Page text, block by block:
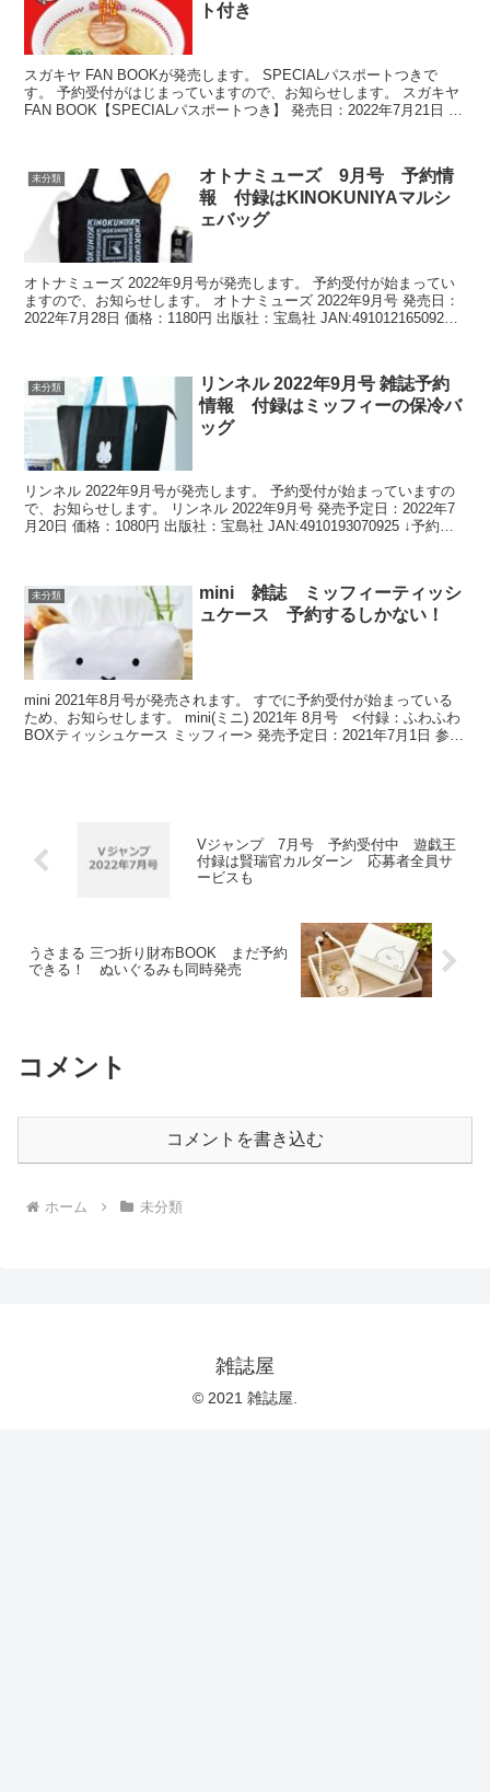
ト付き
スガキヤ FAN BOOKが発売します。 SPECIALパスポートつきで
す。 予約受付がはじまっていますので、お知らせします。 スガキヤ
FAN BOOK【SPECIALパスポートつき】 発売日：2022年7月21日 価
未分類
オトナミューズ 9月号 予約情
報 付録はKINOKUNIYAマルシ
ェバッグ
オトナミューズ 2022年9月号が発売します。 予約受付が始まってい
ますので、お知らせします。 オトナミューズ 2022年9月号 発売日：
2022年7月28日 価格：1180円 出版社：宝島社 JAN:4910121650922 ↓
未分類
リンネル 2022年9月号 雑誌予約
情報 付録はミッフィーの保冷バ
ッグ
リンネル 2022年9月号が発売します。 予約受付が始まっていますの
で、お知らせします。 リンネル 2022年9月号 発売予定日：2022年7
月20日 価格：1080円 出版社：宝島社 JAN:4910193070925 ↓予約は
未分類
mini 雑誌 ミッフィーティッシ
ュケース 予約するしかない！
mini 2021年8月号が発売されます。 すでに予約受付が始まっている
ため、お知らせします。 mini(ミニ) 2021年 8月号 <付録：ふわふわ
BOXティッシュケース ミッフィー> 発売予定日：2021年7月1日 参考
Vジャンプ 7月号 予約受付中 遊戯王
付録は賢瑞官カルダーン 応募者全員サ
ービスも
うさまる 三つ折り財布BOOK まだ予約
できる！ ぬいぐるみも同時発売
コメント
コメントを書き込む
ホーム 未分類
雑誌屋
© 2021 雑誌屋.